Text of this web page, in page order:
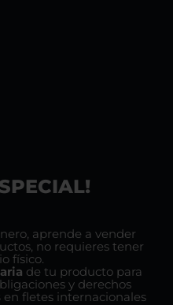
aprende a vender
no requieres tener
físico.
de tu producto para
y derechos
en fletes internacionales